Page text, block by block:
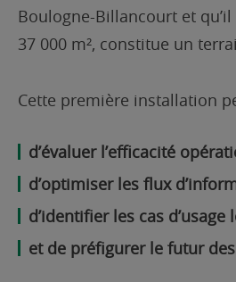
Boulogne-Billancourt et
37 000 m², constitue un
Cette première installation
d’évaluer l’efficacité
d’optimiser les flux
d’identifier les cas
et de préfigurer le futur